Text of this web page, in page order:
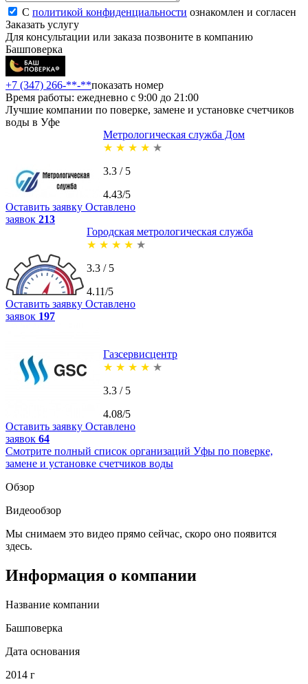
С политикой конфиденциальности ознакомлен и согласен
Заказать услугу
Для консультации или заказа позвоните в компанию
Башповерка
+7 (347) 266-**-**показать номер
Время работы: ежедневно с 9:00 до 21:00
Лучшие компании по поверке, замене и установке счетчиков
воды в Уфе
Метрологическая служба Дом
★ ★ ★ ★ ★
3.3 / 5
4.43/5
Оставить заявку Оставлено
заявок 213
Городская метрологическая служба
★ ★ ★ ★ ★
3.3 / 5
4.11/5
Оставить заявку Оставлено
заявок 197
Газсервисцентр
★ ★ ★ ★ ★
3.3 / 5
4.08/5
Оставить заявку Оставлено
заявок 64
Смотрите полный список организаций Уфы по поверке,
замене и установке счетчиков воды
Обзор
Видеообзор
Мы снимаем это видео прямо сейчас, скоро оно появится
здесь.
Информация о компании
Название компании
Башповерка
Дата основания
2014 г